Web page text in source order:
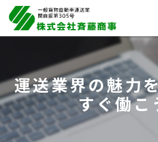
運送業界の魅力
すぐ働こ